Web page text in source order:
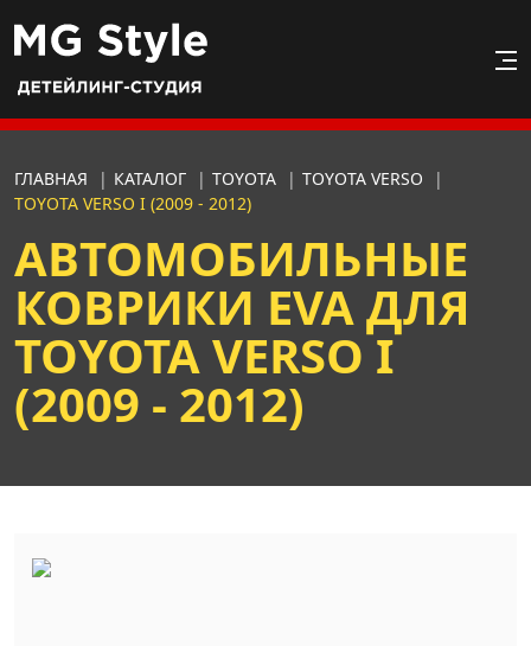
ГЛАВНАЯ | КАТАЛОГ | TOYOTA | TOYOTA VERSO
|
TOYOTA VERSO I (2009 - 2012)
АВТОМОБИЛЬНЫЕ
КОВРИКИ EVA ДЛЯ
TOYOTA VERSO I
(2009 - 2012)